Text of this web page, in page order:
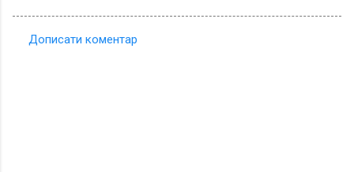
Дописати коментар